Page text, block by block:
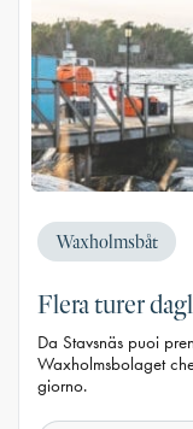
Waxholmsbåt
Flera turer
Da Stavsnäs puoi
Waxholmsbolaget
giorno.